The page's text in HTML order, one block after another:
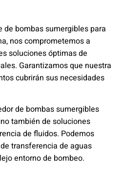
de bombas sumergibles para
nos comprometemos a
soluciones óptimas de
Garantizamos que nuestra
cubrirán sus necesidades
de bombas sumergibles
también de soluciones
de fluidos. Podemos
transferencia de aguas
entorno de bombeo.